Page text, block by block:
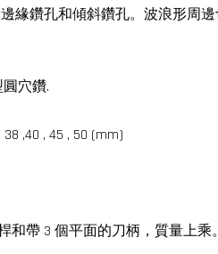
緣鑽孔和傾斜鑽孔。波浪形周邊
穴鑽.
38 ,40 , 45 , 50 (mm)
帶 3 個平面的刀柄，質量上乘。